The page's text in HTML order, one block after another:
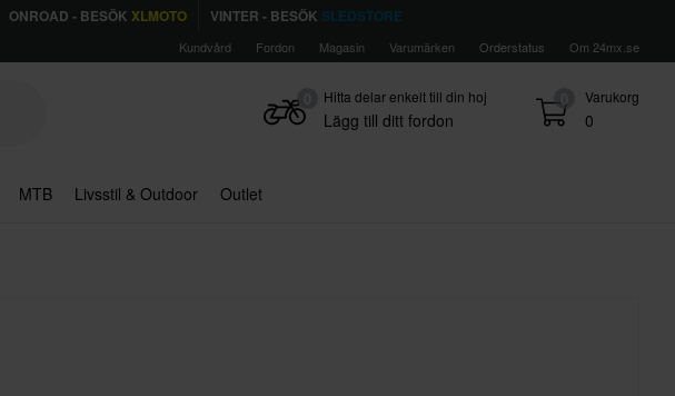
ONROAD - BESÖK XLMOTO VINTER - BESÖK SLEDSTORE
Kundvård Fordon Magasin Varumärken Orderstatus Om 24mx.se
0 Varukorg
0
Hitta delar enkelt till din hoj
Lägg till ditt fordon
MTB Livsstil & Outdoor Outlet